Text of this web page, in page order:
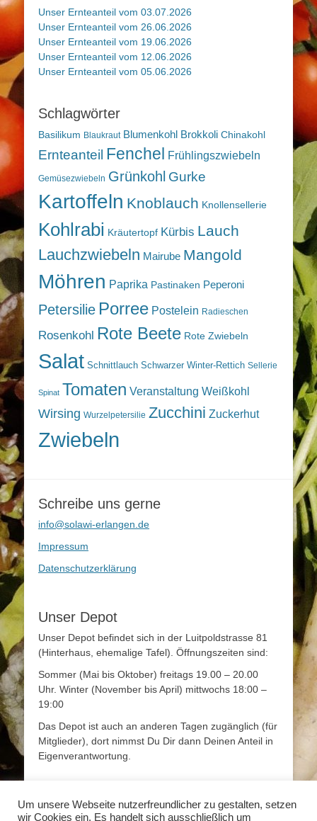
Unser Ernteanteil vom 03.07.2026
Unser Ernteanteil vom 26.06.2026
Unser Ernteanteil vom 19.06.2026
Unser Ernteanteil vom 12.06.2026
Unser Ernteanteil vom 05.06.2026
Schlagwörter
Basilikum Blaukraut Blumenkohl Brokkoli Chinakohl
Ernteanteil Fenchel Frühlingszwiebeln
Gemüsezwiebeln Grünkohl Gurke
Kartoffeln Knoblauch Knollensellerie
Kohlrabi Kräutertopf Kürbis Lauch
Lauchzwiebeln Mairube Mangold
Möhren Paprika Pastinaken Peperoni
Petersilie Porree Postelein Radieschen
Rosenkohl Rote Beete Rote Zwiebeln
Salat Schnittlauch Schwarzer Winter-Rettich Sellerie
Spinat Tomaten Veranstaltung Weißkohl
Wirsing Wurzelpetersilie Zucchini Zuckerhut
Zwiebeln
Schreibe uns gerne
info@solawi-erlangen.de
Impressum
Datenschutzerklärung
Unser Depot
Unser Depot befindet sich in der Luitpoldstrasse 81
(Hinterhaus, ehemalige Tafel). Öffnungszeiten sind:
Sommer (Mai bis Oktober) freitags 19.00 – 20.00
Uhr. Winter (November bis April) mittwochs 18:00 –
19:00
Das Depot ist auch an anderen Tagen zugänglich (für
Mitglieder), dort nimmst Du Dir dann Deinen Anteil in
Eigenverantwortung.
Mehr Infos
Um unsere Webseite nutzerfreundlicher zu gestalten, setzen
wir Cookies ein. Es handelt sich ausschließlich um